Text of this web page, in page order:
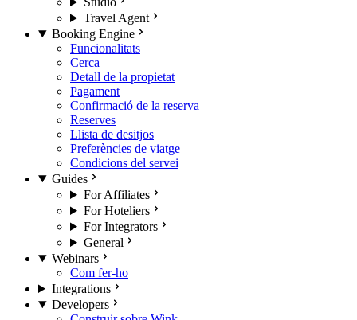
Travel Agent
Booking Engine
Funcionalitats
Cerca
Detall de la propietat
Pagament
Confirmació de la reserva
Reserves
Llista de desitjos
Preferències de viatge
Condicions del servei
Guides
For Affiliates
For Hoteliers
For Integrators
General
Webinars
Com fer-ho
Integrations
Developers